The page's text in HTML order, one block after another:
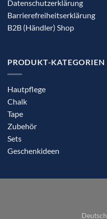
Datenschutzerklärung
Barrierefreiheitserklärung
B2B (Händler) Shop
PRODUKT-KATEGORIEN
Hautpflege
Chalk
Tape
Zubehör
Sets
Geschenkideen
Deutsch